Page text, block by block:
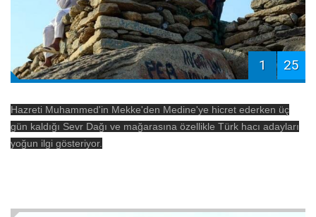
1 25
Hazreti Muhammed'in Mekke'den Medine'ye hicret ederken üç
gün kaldığı Sevr Dağı ve mağarasına özellikle Türk hacı adayları
yoğun ilgi gösteriyor.